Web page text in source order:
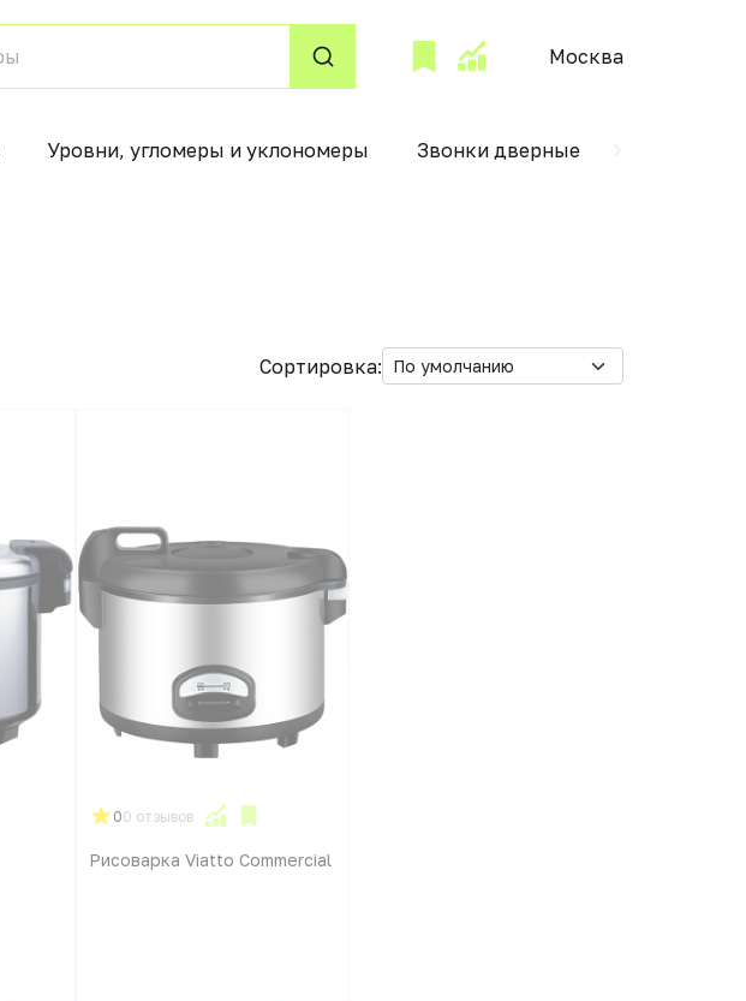
Москва
Уровни, угломеры и уклономеры Звонки дверные
Сортировка:
00 отзывов
Рисоварка Viatto Commercial